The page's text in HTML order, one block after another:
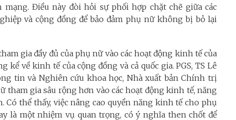
Điều này đòi hỏi sự phối hợp chặt chẽ giữa các
và cộng đồng để bảo đảm phụ nữ không bị bỏ lại
gia đầy đủ của phụ nữ vào các hoạt động kinh tế của
kể về kinh tế của cộng đồng và cả quốc gia. PGS, TS Lê
tin và Nghiên cứu khoa học, Nhà xuất bản Chính trị
tham gia sâu rộng hơn vào các hoạt động kinh tế, năng
Có thể thấy, việc nâng cao quyền năng kinh tế cho phụ
là một nhiệm vụ quan trọng, có ý nghĩa then chốt để